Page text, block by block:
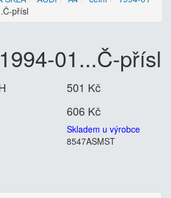
přísl
01...Č-přísl
501 Kč
606 Kč
Skladem u výrobce
8547ASMST